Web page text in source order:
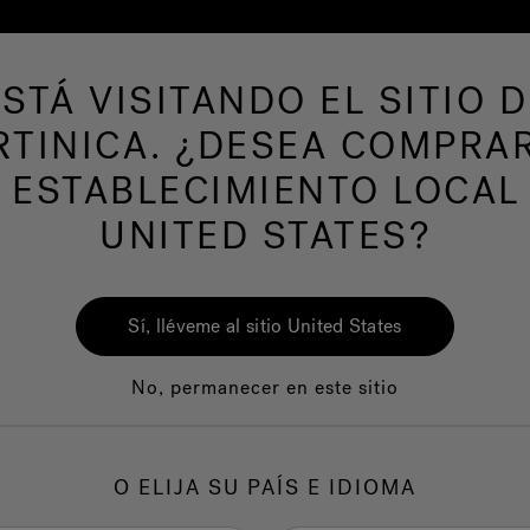
hidromasaje Más productos Nuestra
Servicio al
VISITANDO EL SITIO
¿DESEA
ESTABLECIMIENTO LOCAL
UNITED STATES?
Sí, lléveme al sitio United States
No, permanecer en este sitio
O ELIJA SU PAÍS E IDIOMA